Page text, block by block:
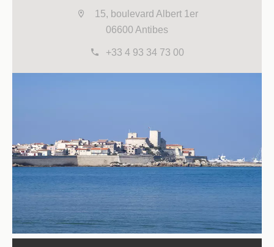
15, boulevard Albert 1er
06600 Antibes
+33 4 93 34 73 00